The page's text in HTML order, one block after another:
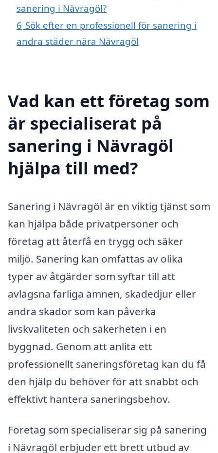
sanering i Nävragöl?
6 Sök efter en professionell för sanering i
andra städer nära Nävragöl
Vad kan ett företag som
är specialiserat på
sanering i Nävragöl
hjälpa till med?
Sanering i Nävragöl är en viktig tjänst som
kan hjälpa både privatpersoner och
företag att återfå en trygg och säker
miljö. Sanering kan omfattas av olika
typer av åtgärder som syftar till att
avlägsna farliga ämnen, skadedjur eller
andra skador som kan påverka
livskvaliteten och säkerheten i en
byggnad. Genom att anlita ett
professionellt saneringsföretag kan du få
den hjälp du behöver för att snabbt och
effektivt hantera saneringsbehov.
Företag som specialiserar sig på sanering
i Nävragöl erbjuder ett brett utbud av